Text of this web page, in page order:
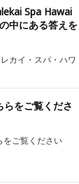
Spa Hawai
中にある答えを
カイ・スパ・ハワ
をご覧くださ
をご覧ください